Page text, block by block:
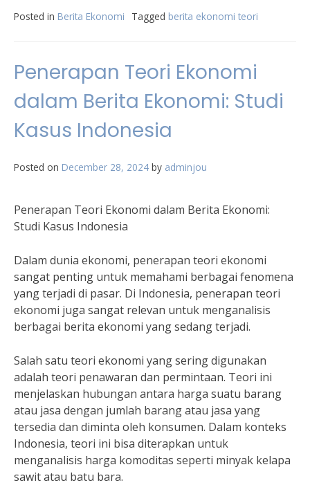
Posted in Berita Ekonomi Tagged berita ekonomi teori
Penerapan Teori Ekonomi
dalam Berita Ekonomi: Studi
Kasus Indonesia
Posted on December 28, 2024 by adminjou
Penerapan Teori Ekonomi dalam Berita Ekonomi:
Studi Kasus Indonesia
Dalam dunia ekonomi, penerapan teori ekonomi
sangat penting untuk memahami berbagai fenomena
yang terjadi di pasar. Di Indonesia, penerapan teori
ekonomi juga sangat relevan untuk menganalisis
berbagai berita ekonomi yang sedang terjadi.
Salah satu teori ekonomi yang sering digunakan
adalah teori penawaran dan permintaan. Teori ini
menjelaskan hubungan antara harga suatu barang
atau jasa dengan jumlah barang atau jasa yang
tersedia dan diminta oleh konsumen. Dalam konteks
Indonesia, teori ini bisa diterapkan untuk
menganalisis harga komoditas seperti minyak kelapa
sawit atau batu bara.